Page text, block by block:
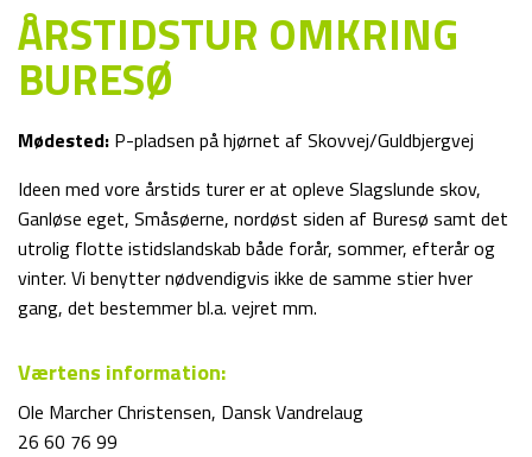
ÅRSTIDSTUR OMKRING
BURESØ
Mødested: P-pladsen på hjørnet af Skovvej/Guldbjergvej
Ideen med vore årstids turer er at opleve Slagslunde skov,
Ganløse eget, Småsøerne, nordøst siden af Buresø samt det
utrolig flotte istidslandskab både forår, sommer, efterår og
vinter. Vi benytter nødvendigvis ikke de samme stier hver
gang, det bestemmer bl.a. vejret mm.
Værtens information:
Ole Marcher Christensen, Dansk Vandrelaug
26 60 76 99